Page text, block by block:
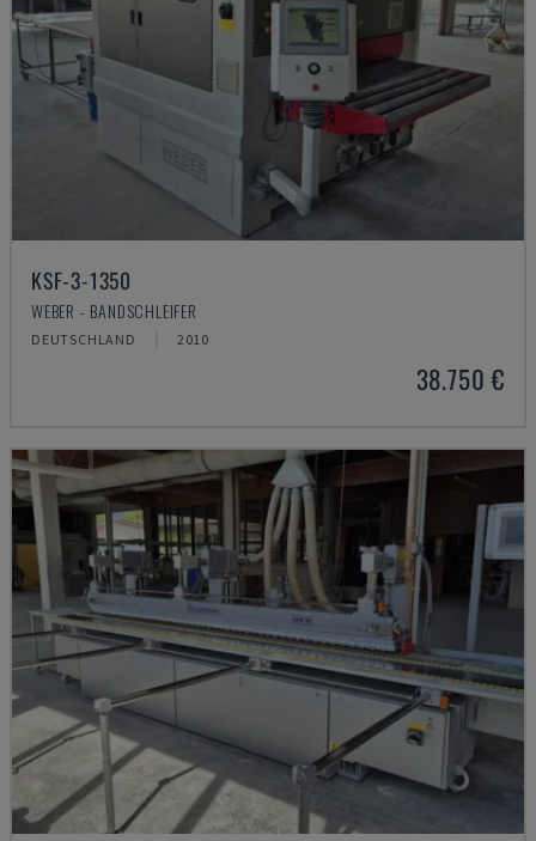
KSF-3-1350
WEBER - BANDSCHLEIFER
DEUTSCHLAND 2010
38.750 €